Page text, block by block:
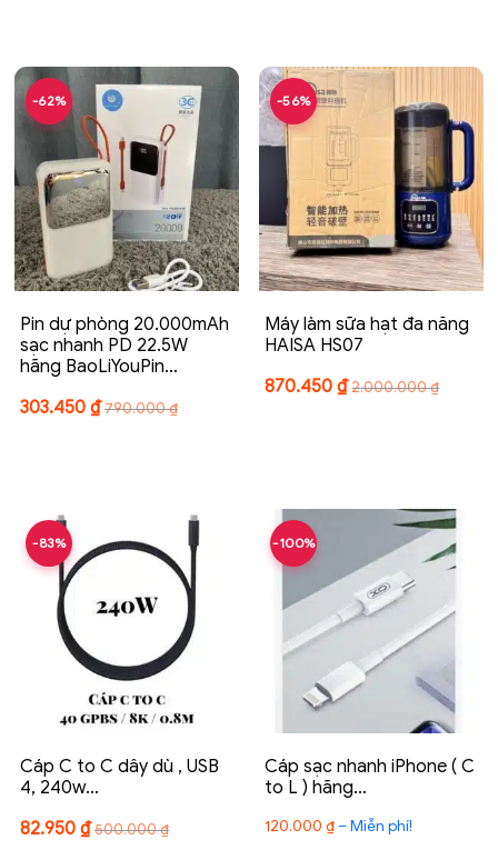
-62%
Pin dự phòng 20.000mAh
sạc nhanh PD 22.5W
hãng BaoLiYouPin…
303.450 ₫790.000₫
-56%
Máy làm sữa hạt đa năng
HAISA HS07
870.450₫2.000.000₫
-83%
Cáp C to C dây dù , USB
4, 240w…
82.950 ₫500.000₫
-100%
Cáp sạc nhanh iPhone ( C
to L ) hãng…
120.000₫ –Miễn phí!